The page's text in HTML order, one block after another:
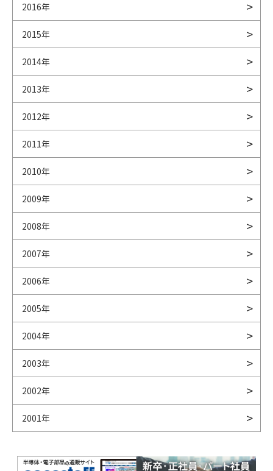
2016年
2015年
2014年
2013年
2012年
2011年
2010年
2009年
2008年
2007年
2006年
2005年
2004年
2003年
2002年
2001年